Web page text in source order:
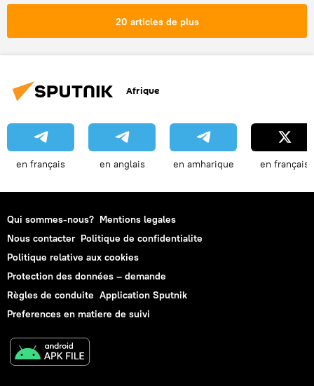
20 articles de plus
Afrique
en français en anglais en amharique en français
Qui sommes-nous? Mentions legales
Nous contacter Politique de confidentialite
Politique relative aux cookies
Protection des données – demande
Règles de conduite Application Sputnik
Preferences en matiere de suivi